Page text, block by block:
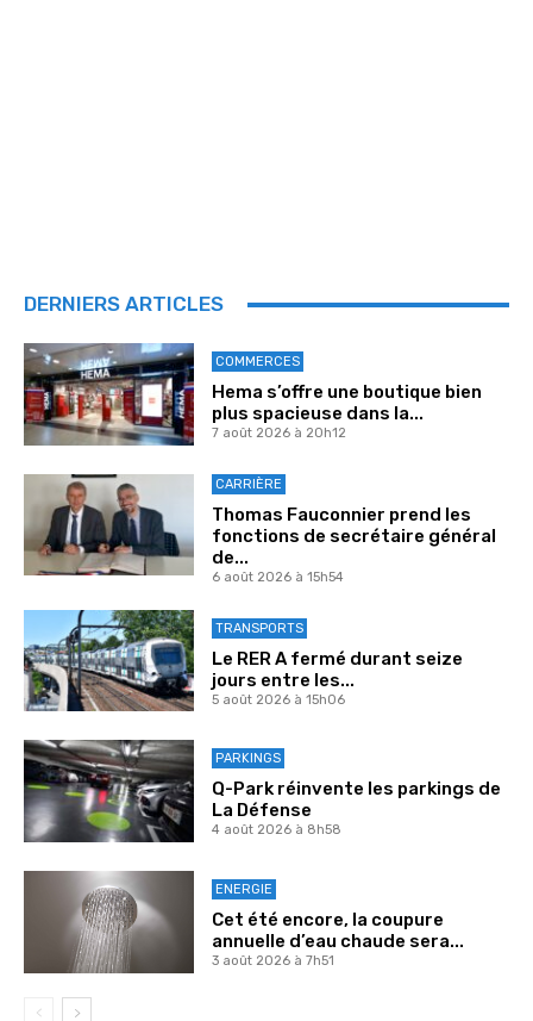
DERNIERS ARTICLES
COMMERCES
Hema s’offre une boutique bien
plus spacieuse dans la...
7 août 2026 à 20h12
CARRIÈRE
Thomas Fauconnier prend les
fonctions de secrétaire général
de...
6 août 2026 à 15h54
TRANSPORTS
Le RER A fermé durant seize
jours entre les...
5 août 2026 à 15h06
PARKINGS
Q-Park réinvente les parkings de
La Défense
4 août 2026 à 8h58
ENERGIE
Cet été encore, la coupure
annuelle d’eau chaude sera...
3 août 2026 à 7h51